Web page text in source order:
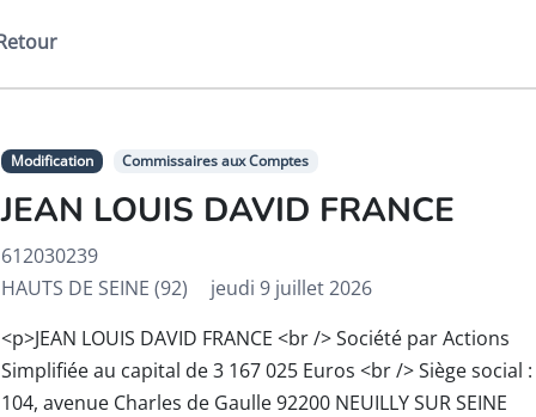
Modification Commissaires aux Comptes
JEAN LOUIS DAVID FRANCE
612030239
HAUTS DE SEINE (92)
jeudi 9 juillet 2026
<p>JEAN LOUIS DAVID FRANCE <br /> Société par Actions
Simplifiée au capital de 3 167 025 Euros <br /> Siège social :
104, avenue Charles de Gaulle 92200 NEUILLY SUR SEINE